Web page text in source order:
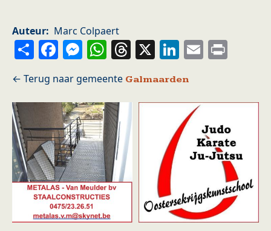
Auteur Marc Colpaert
ShareFacebook
Messenger
WhatsApp
Threads
X LinkedIn
Email
Galmaarden